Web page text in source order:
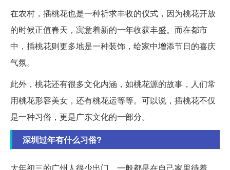
在农村，插桃花也是一种祈求丰收的仪式，因为桃花开放
的时候正值春天，寓意着新的一年收获丰盛。而在都市
中，插桃花则更多地是一种装饰，给家中增添节日的喜庆
气氛。
此外，桃花还有很多文化内涵，如桃花源的故事，人们常
用桃花形容美女，还有桃花运等等。可以说，插桃花不仅
是一种习俗，更是广东文化的一部分。
深圳过年有什么习俗?
大年初三的广州人很少出门，一般都是在自己家里待着。